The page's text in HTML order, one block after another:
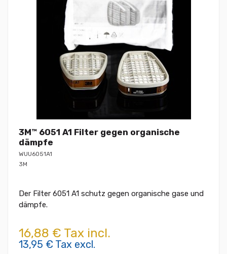
3M™ 6051 A1 Filter gegen organische
dämpfe
WUU6051A1
3M
Der Filter 6051 A1 schutz gegen organische gase und
dämpfe.
16,88 € Tax incl.
13,95 € Tax excl.